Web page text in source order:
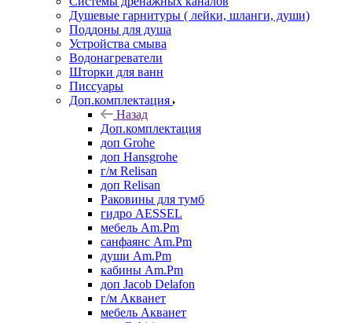
Душевые гарнитуры ( лейки, шланги, души)
Поддоны для душа
Устройства смыва
Водонагреватели
Шторки для ванн
Писсуары
Доп.комплектация
Назад
Доп.комплектация
доп Grohe
доп Hansgrohe
г/м Relisan
доп Relisan
Раковины для тумб
гидро AESSEL
мебель Am.Pm
санфаянс Am.Pm
души Am.Pm
кабины Am.Pm
доп Jacob Delafon
г/м Акванет
мебель Акванет